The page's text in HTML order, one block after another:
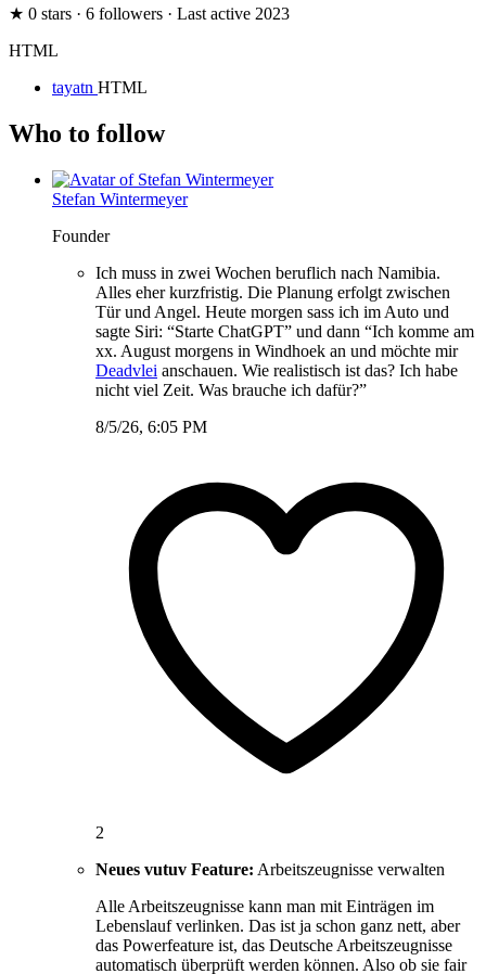
★ 0 stars · 6 followers · Last active 2023
HTML
tayatn HTML
Who to follow
Stefan Wintermeyer
Founder
Ich muss in zwei Wochen beruflich nach Namibia.
Alles eher kurzfristig. Die Planung erfolgt zwischen
Tür und Angel. Heute morgen sass ich im Auto und
sagte Siri: “Starte ChatGPT” und dann “Ich komme am
xx. August morgens in Windhoek an und möchte mir
Deadvlei anschauen. Wie realistisch ist das? Ich habe
nicht viel Zeit. Was brauche ich dafür?”
8/5/26, 6:05 PM
2
Neues vutuv Feature: Arbeitszeugnisse verwalten
Alle Arbeitszeugnisse kann man mit Einträgen im
Lebenslauf verlinken. Das ist ja schon ganz nett, aber
das Powerfeature ist, das Deutsche Arbeitszeugnisse
automatisch überprüft werden können. Also ob sie fair